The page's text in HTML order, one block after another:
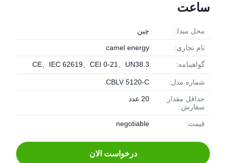
ساعت
محل مبدا: چین
نام تجاری: camel energy
گواهینامه: CE、IEC 62619、CEI 0-21、UN38.3
شماره مدل: CBLV 5120-C
حداقل مقدار
سفارش:
20 عدد
قیمت: negotiable
درخواست الان